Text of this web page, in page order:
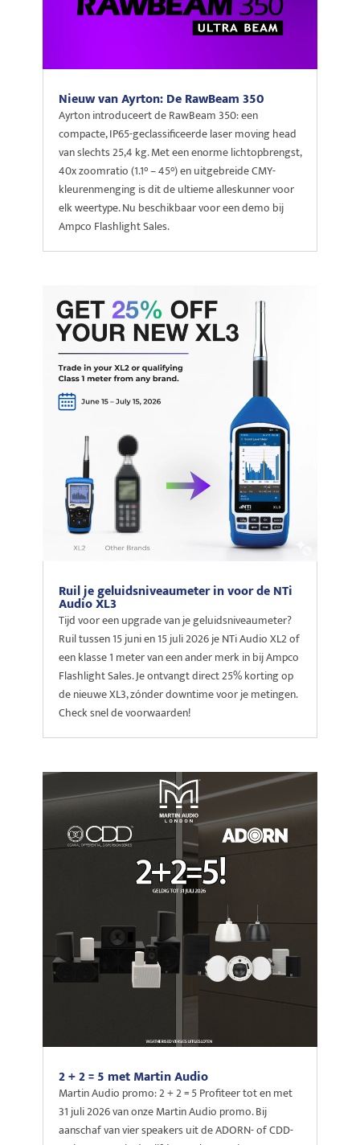
Nieuw van Ayrton: De RawBeam 350
Ayrton introduceert de RawBeam 350: een
compacte, IP65-geclassificeerde laser moving head
van slechts 25,4 kg. Met een enorme lichtopbrengst,
40x zoomratio (1.1° – 45°) en uitgebreide CMY-
kleurenmenging is dit de ultieme alleskunner voor
elk weertype. Nu beschikbaar voor een demo bij
Ampco Flashlight Sales.
Ruil je geluidsniveaumeter in voor de NTi
Audio XL3
Tijd voor een upgrade van je geluidsniveaumeter?
Ruil tussen 15 juni en 15 juli 2026 je NTi Audio XL2 of
een klasse 1 meter van een ander merk in bij Ampco
Flashlight Sales. Je ontvangt direct 25% korting op
de nieuwe XL3, zónder downtime voor je metingen.
Check snel de voorwaarden!
2 + 2 = 5 met Martin Audio
Martin Audio promo: 2 + 2 = 5 Profiteer tot en met
31 juli 2026 van onze Martin Audio promo. Bij
aanschaf van vier speakers uit de ADORN- of CDD-